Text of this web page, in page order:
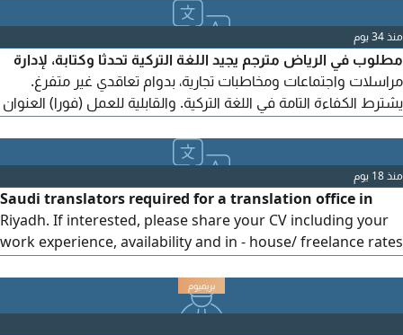
العملاء باحترافية. المتطلبات اجادة اللغتين العربية والانجليزية (ويفضل
لغات اضافية) خبرة في مجال الترجمة مهارات ممتازة في استخدام
الحاسب الآلي. الدقة والالتزام وحسن
منذ 34 يوم
مطلوب في الرياض مترجم يجيد اللغة التركية تحدثا وكتابة، لإدارة
مراسلات واجتماعات ومخاطبات تجارية، بدوام تعاقدي غير متفرغ.
يشترط الكفاءة التامة في اللغة التركية. والقابلية للعمل (فورا) العنوان
منذ 18 يوم
Saudi translators required for a translation office in
Riyadh. If interested, please share your CV including your
work experience, availability and in - house/ freelance rates
with the following email address